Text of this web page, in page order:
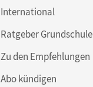
International
Ratgeber Grundschule
Zu den Empfehlungen
Abo kündigen